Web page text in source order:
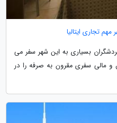
تجاری ایتالیا
بسیاری به این شهر سفر می
و مالی سفری مقرون به صرفه را در